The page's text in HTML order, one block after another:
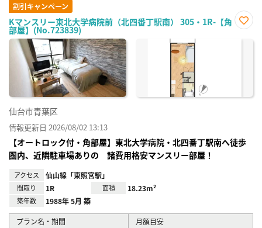
割引キャンペーン
Kマンスリー東北大学病院前（北四番丁駅南） 305・1R-【角
部屋】(No.723839)
に入
仙台市青葉区
情報更新日 2026/08/02 13:13
【オートロック付・角部屋】東北大学病院・北四番丁駅南へ徒歩
圏内、近隣駐車場ありの 諸費用格安マンスリー部屋！
アクセス 仙山線「東照宮駅」
間取り 1R 面積 18.23m²
築年数 1988年 5月 築
プラン名・期間 月額目安